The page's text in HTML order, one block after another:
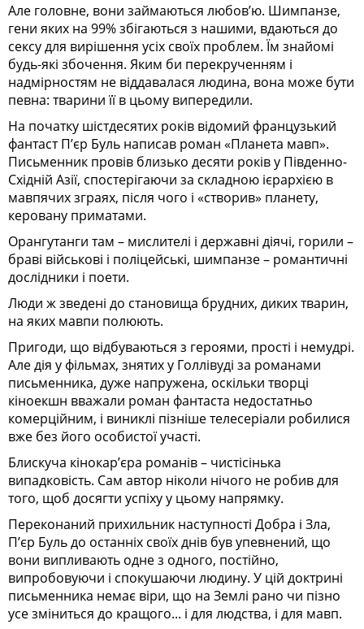
Але головне, вони займаються любов’ю. Шимпанзе,
гени яких на 99% збігаються з нашими, вдаються до
сексу для вирішення усіх своїх проблем. Їм знайомі
будь-які збочення. Яким би перекрученням і
надмірностям не віддавалася людина, вона може бути
певна: тварини її в цьому випередили.
На початку шістдесятих років відомий французький
фантаст П’єр Буль написав роман «Планета мавп».
Письменник провів близько десяти років у Південно-
Східній Азії, спостерігаючи за складною ієрархією в
мавпячих зграях, після чого і «створив» планету,
керовану приматами.
Орангутанги там – мислителі і державні діячі, горили –
браві військові і поліцейські, шимпанзе – романтичні
дослідники і поети.
Люди ж зведені до становища брудних, диких тварин,
на яких мавпи полюють.
Пригоди, що відбуваються з героями, прості і немудрі.
Але дія у фільмах, знятих у Голлівуді за романами
письменника, дуже напружена, оскільки творці
кіноекшн вважали роман фантаста недостатньо
комерційним, і виниклі пізніше телесеріали робилися
вже без його особистої участі.
Блискуча кінокар’єра романів – чистісінька
випадковість. Сам автор ніколи нічого не робив для
того, щоб досягти успіху у цьому напрямку.
Переконаний прихильник наступності Добра і Зла,
П’єр Буль до останніх своїх днів був упевнений, що
вони випливають одне з одного, постійно,
випробовуючи і спокушаючи людину. У цій доктрині
письменника немає віри, що на Землі рано чи пізно
усе зміниться до кращого... і для людства, і для мавп.